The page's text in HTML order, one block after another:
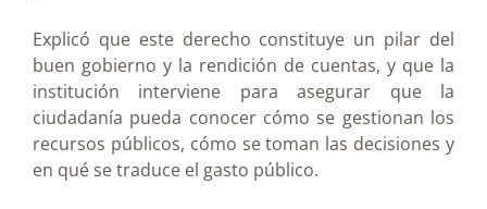
Explicó que este derecho constituye un pilar del
buen gobierno y la rendición de cuentas, y que la
institución interviene para asegurar que la
ciudadanía pueda conocer cómo se gestionan los
recursos públicos, cómo se toman las decisiones y
en qué se traduce el gasto público.